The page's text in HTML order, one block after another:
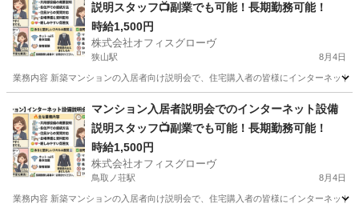
説明スタッフ📺副業でも可能！長期勤務可能！
時給1,500円
株式会社オフィスグローヴ
狭山駅 8月4日
業務内容 新築マンションの入居者向け説明会で、住宅購入者の皆様にインターネッ
接客 スタッフ
マンション入居者説明会でのインターネット設備
説明スタッフ📺副業でも可能！長期勤務可能！
時給1,500円
株式会社オフィスグローヴ
鳥取ノ荘駅 8月4日
業務内容 新築マンションの入居者向け説明会で、住宅購入者の皆様にインターネッ